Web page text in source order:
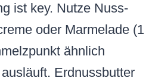
ist key. Nutze Nuss-
oder Marmelade (1
ähnlich
Erdnussbutter